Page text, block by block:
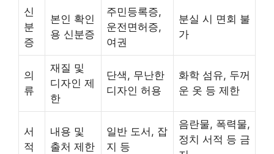
신
분
증
본인 확인
용 신분증
주민등록증,
운전면허증,
여권
분실 시 면회 불
가
의
류
재질 및
디자인 제
한
단색, 무난한
디자인 허용
화학 섬유, 두꺼
운 옷 등 제한
서
적
내용 및
출처 제한
일반 도서, 잡
지 등
음란물, 폭력물,
정치 서적 등 금